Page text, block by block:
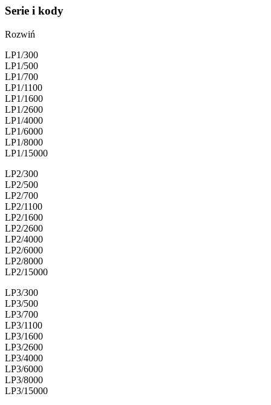
Serie i kody
Rozwiń
LP1/300
LP1/500
LP1/700
LP1/1100
LP1/1600
LP1/2600
LP1/4000
LP1/6000
LP1/8000
LP1/15000
LP2/300
LP2/500
LP2/700
LP2/1100
LP2/1600
LP2/2600
LP2/4000
LP2/6000
LP2/8000
LP2/15000
LP3/300
LP3/500
LP3/700
LP3/1100
LP3/1600
LP3/2600
LP3/4000
LP3/6000
LP3/8000
LP3/15000